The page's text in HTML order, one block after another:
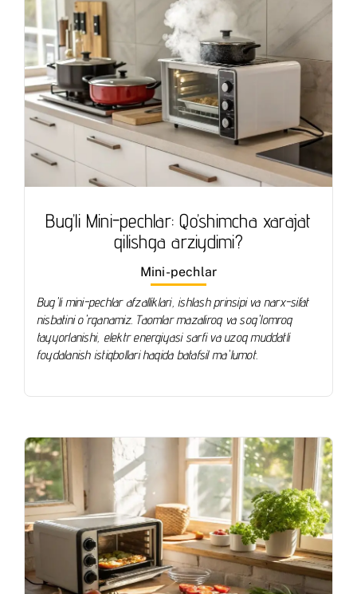
Bug’li Mini-pechlar: Qo’shimcha xarajat
qilishga arziydimi?
Mini-pechlar
Bug'li mini-pechlar afzalliklari, ishlash prinsipi va narx-sifat
nisbatini o'rganamiz. Taomlar mazaliroq va sog'lomroq
tayyorlanishi, elektr energiyasi sarfi va uzoq muddatli
foydalanish istiqbollari haqida batafsil ma'lumot.